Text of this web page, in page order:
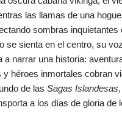
m
p
ar
tir
las llamas de una
sombras inquietantes
se sienta en el centro, su
a narrar una historia:
y héroes inmortales cobran
de las Sagas Islandesas
a los días de gloria de